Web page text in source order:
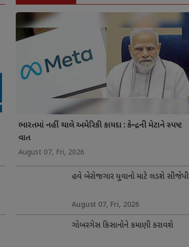
ભારતમાં નહીં ચાલે અમેરિકી કાયદા : કેન્દ્રની મેટાને સ્પષ્ટ
વાત
August 07, Fri, 2026
હવે બેરોજગાર યુવાનો માટે લડશે સીજેપી
August 07, Fri, 2026
ગોબરગેસ કિસાનોને કમાણી કરાવશે